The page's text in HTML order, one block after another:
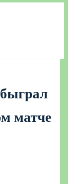
матче